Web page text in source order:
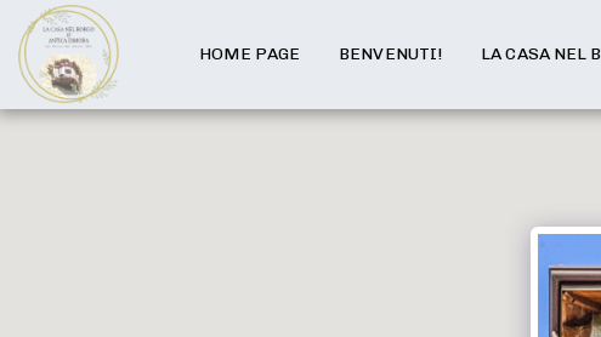
HOME PAGE BENVENUTI! LA CASA NEL